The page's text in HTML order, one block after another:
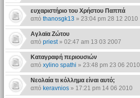
ευχαριστήριο του Χρήστου Παππά
από thanosgk13 » 23:04 pm 28 12 2010
Αγλαϊα Ζώτου
από priest» 02:47 am 13 03 2007
Καταγραφή περιουσιών
από xylino spathi » 23:48 pm 23 06 2010
Νεολαία τι κόλλημα είναι αυτό;
από keravnios» 17:21 pm 14 06 2010